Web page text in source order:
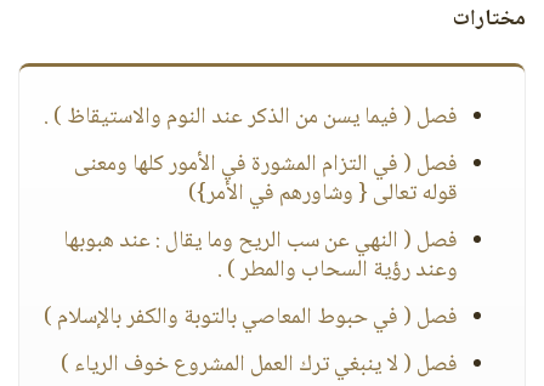
مختارات
فصل ( فيما يسن من الذكر عند النوم والاستيقاظ ) .
فصل ( في التزام المشورة في الأمور كلها ومعنى
قوله تعالى { وشاورهم في الأمر})
فصل ( النهي عن سب الريح وما يقال : عند هبوبها
وعند رؤية السحاب والمطر ) .
فصل ( في حبوط المعاصي بالتوبة والكفر بالإسلام )
فصل ( لا ينبغي ترك العمل المشروع خوف الرياء )